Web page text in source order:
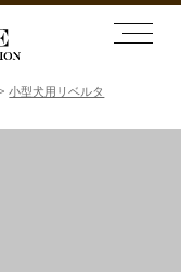
小型犬用リベルタ